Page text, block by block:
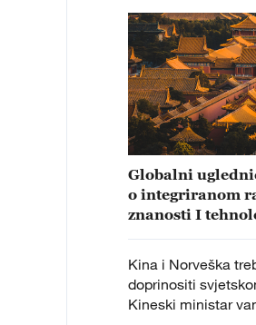
Globalni
o integriranom
znanosti I
Kina i Norveška
doprinositi
Kineski ministar